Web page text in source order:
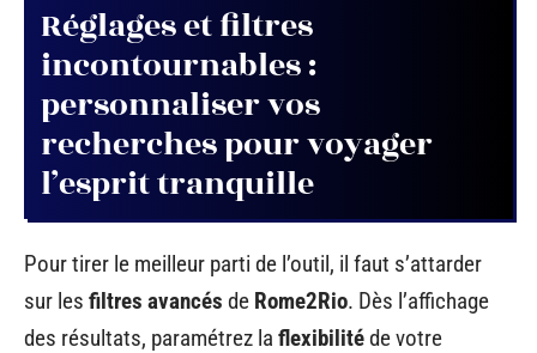
Réglages et filtres
incontournables :
personnaliser vos
recherches pour voyager
l’esprit tranquille
Pour tirer le meilleur parti de l’outil, il faut s’attarder
sur les filtres avancés de Rome2Rio. Dès l’affichage
des résultats, paramétrez la flexibilitéde votre